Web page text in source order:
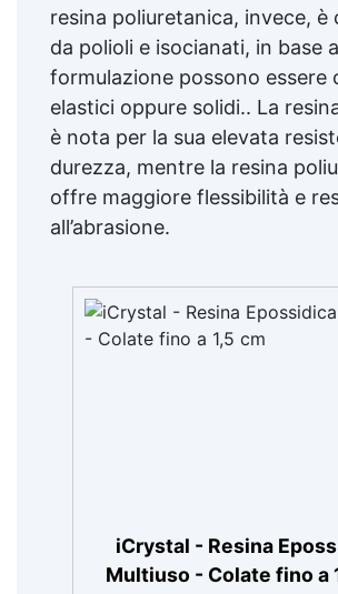
resina poliuretanica, invece, è
da polioli e isocianati, in base
formulazione possono essere
elastici oppure solidi.. La
è nota per la sua elevata
durezza, mentre la resina
offre maggiore flessibilità e
all’abrasione.
iCrystal - Resina
Multiuso - Colate fino a